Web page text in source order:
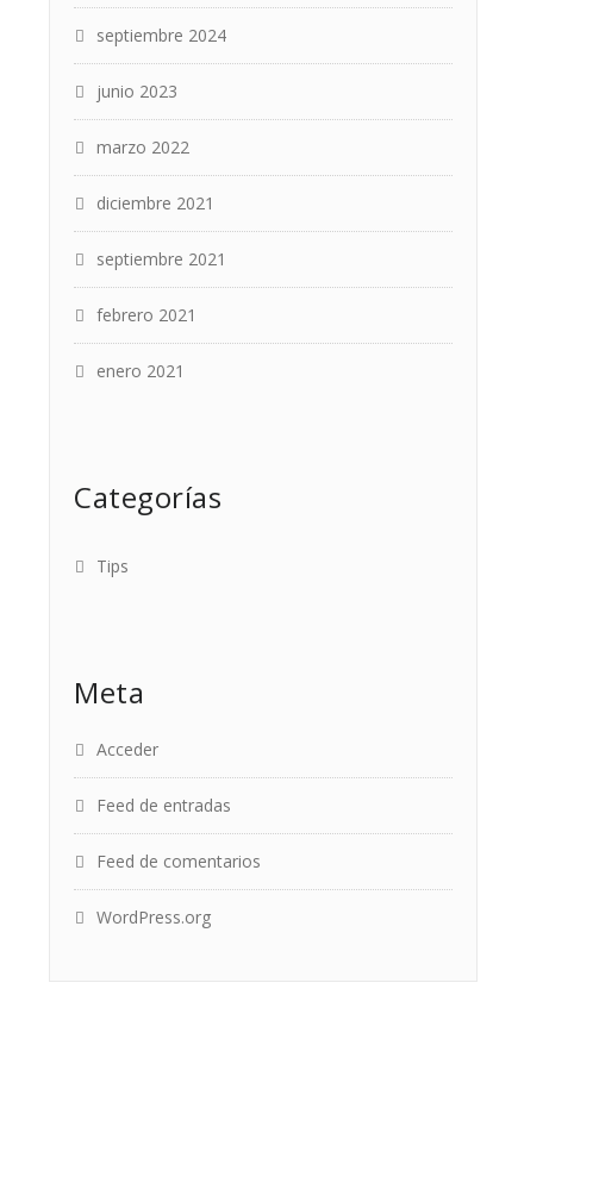
septiembre 2024
junio 2023
marzo 2022
diciembre 2021
septiembre 2021
febrero 2021
enero 2021
Categorías
Tips
Meta
Acceder
Feed de entradas
Feed de comentarios
WordPress.org